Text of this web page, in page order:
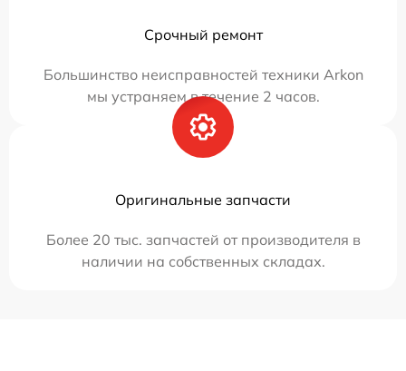
Срочный ремонт
Большинство неисправностей техники Arkon
мы устраняем в течение 2 часов.
Оригинальные запчасти
Более 20 тыс. запчастей от производителя в
наличии на собственных складах.